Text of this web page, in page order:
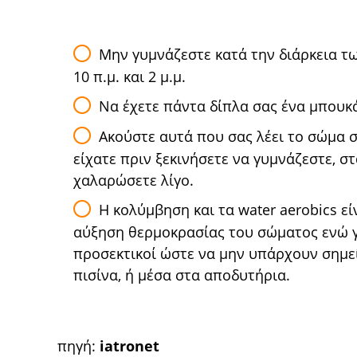
Μην γυμνάζεστε κατά την διάρκεια
10 π.μ. και 2 μ.μ.
Να έχετε πάντα δίπλα σας ένα
Ακούστε αυτά που σας λέει το
είχατε πριν ξεκινήσετε να γυμνάζεστε,
χαλαρώσετε λίγο.
Η κολύμβηση και τα water aerobics
αύξηση θερμοκρασίας του σώματος ενώ
προσεκτικοί ώστε να μην υπάρχουν
πισίνα, ή μέσα στα αποδυτήρια.
πηγή: iatronet